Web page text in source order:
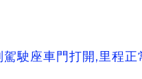
駕駛座車門打開,里程正